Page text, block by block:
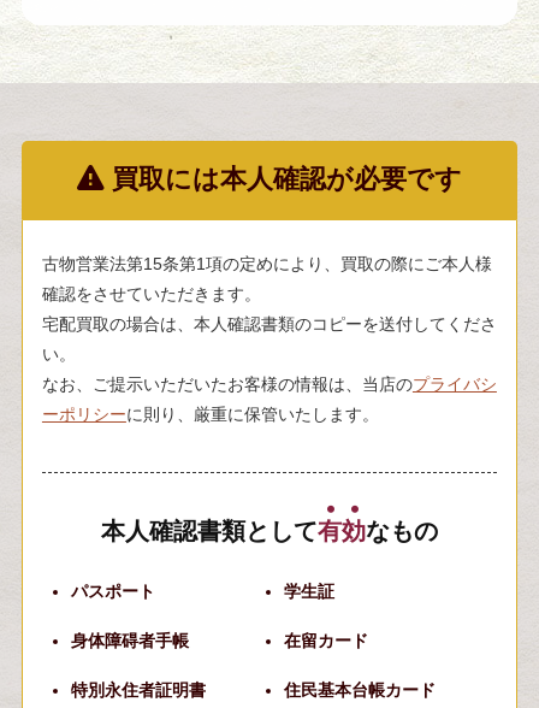
買取には本人確認が必要です
古物営業法第15条第1項の定めにより、買取の際にご本人様
確認をさせていただきます。
宅配買取の場合は、本人確認書類のコピーを送付してくださ
い。
なお、ご提示いただいたお客様の情報は、当店のプライバシ
ーポリシーに則り、厳重に保管いたします。
本人確認書類として有効なもの
パスポート 学生証
身体障碍者手帳 在留カード
特別永住者証明書
住民基本台帳カード